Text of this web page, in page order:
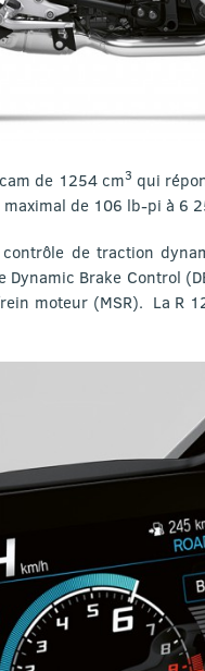
de 1254 cm3 qui
de 106 lb-pi à 6
de traction
Dynamic Brake Control
moteur (MSR). La R